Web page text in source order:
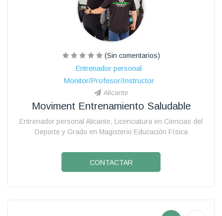
(Sin comentarios)
Entrenador personal
Monitor/Profesor/Instructor
Alicante
Moviment Entrenamiento Saludable
Entrenador personal Alicante, Licenciatura en Ciencias del
Deporte y Grado en Magisterio Educación Física
CONTACTAR